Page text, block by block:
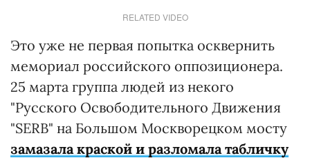
RELATED VIDEO
Это уже не первая попытка осквернить
мемориал российского оппозиционера.
25 марта группа людей из некого
"Русского Освободительного Движения
"SERB" на Большом Москворецком мосту
замазала краской и разломала табличку